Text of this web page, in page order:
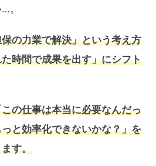
。
の力業で解決」という考え方
時間で成果を出す」にシフト
の仕事は本当に必要なんだっ
と効率化できないかな？」を
す。